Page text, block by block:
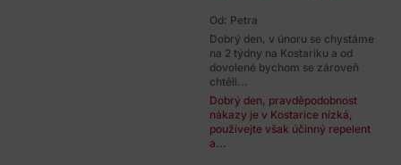
Od: Petra
Dobrý den, v únoru se chystáme
na 2 týdny na Kostariku a od
dovolené bychom se zároveň
chtěli...
Dobrý den, pravděpodobnost
nákazy je v Kostarice nízká,
používejte však účinný repelent
a...